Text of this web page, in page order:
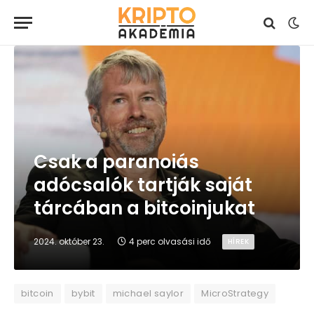
Csak a paranoiás
adócsalók tartják saját
tárcában a bitcoinjukat
2024. október 23. 4 perc olvasási idő HÍREK
bitcoin bybit michael saylor MicroStrategy